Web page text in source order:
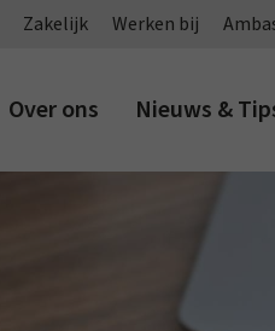
Zakelijk Werken bij
Over ons Nieuws &